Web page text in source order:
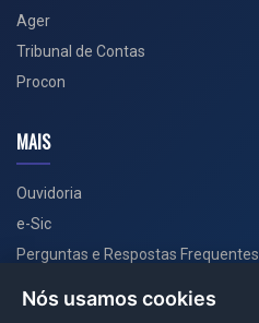
Ager
Tribunal de Contas
Procon
MAIS
Ouvidoria
e-Sic
Perguntas e Respostas Frequentes
Nós usamos cookies